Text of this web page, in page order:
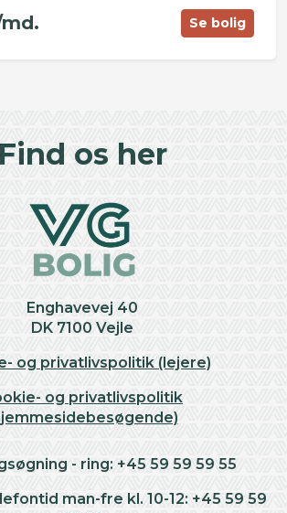
Se bolig
Find os her
Enghavevej 40
DK 7100 Vejle
og privatlivspolitik (lejere)
og privatlivspolitik
- ring: +45 59 59 59 55
man-fre kl. 10-12: +45 59 59